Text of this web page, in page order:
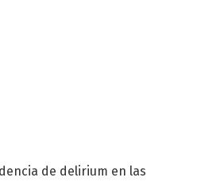
de delirium en las